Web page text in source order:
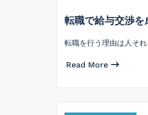
転職で給与交渉
転職を行う理由は人そ
Read More